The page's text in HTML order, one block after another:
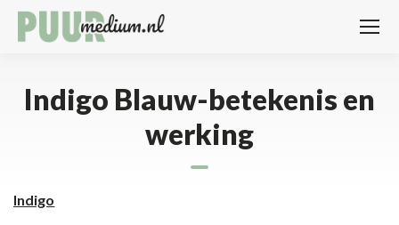
Indigo Blauw-betekenis en
werking
Indigo